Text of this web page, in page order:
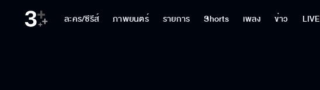
ละคร/ซีรีส์ ภาพยนตร์ รายการ Shorts เพลง ข่าว LIVE